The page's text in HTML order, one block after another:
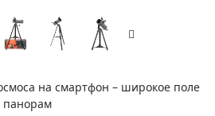
на смартфон – широкое поле
панорам